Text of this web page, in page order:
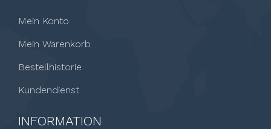
Mein Konto
Mein Warenkorb
Bestellhistorie
Kundendienst
INFORMATION